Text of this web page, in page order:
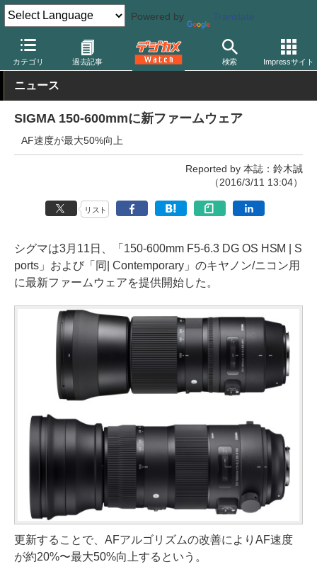
Powered by Translate
カテゴリ 過去記事 検索 Impressサイト
デジカメ Watch レンズ 交換レンズ シグマ
ニュース
SIGMA 150-600mmに新ファームウェア
AF速度が最大50%向上
Reported by 本誌：鈴木誠
（2016/3/11 13:04）
リスト
シグマは3月11日、「150-600mm F5-6.3 DG OS HSM | S
ports」および「同| Contemporary」のキヤノン/ニコン用
に最新ファームウェアを提供開始した。
更新することで、AFアルゴリズムの改善によりAF速度
が約20%〜最大50%向上するという。